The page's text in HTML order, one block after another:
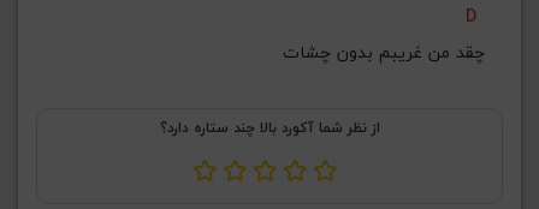
D
چقد من غریبم بدون چشات
از نظر شما آکورد بالا چند ستاره دارد؟